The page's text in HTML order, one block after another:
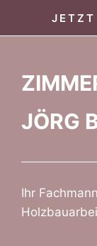
JETZT
JÖRG
Ihr